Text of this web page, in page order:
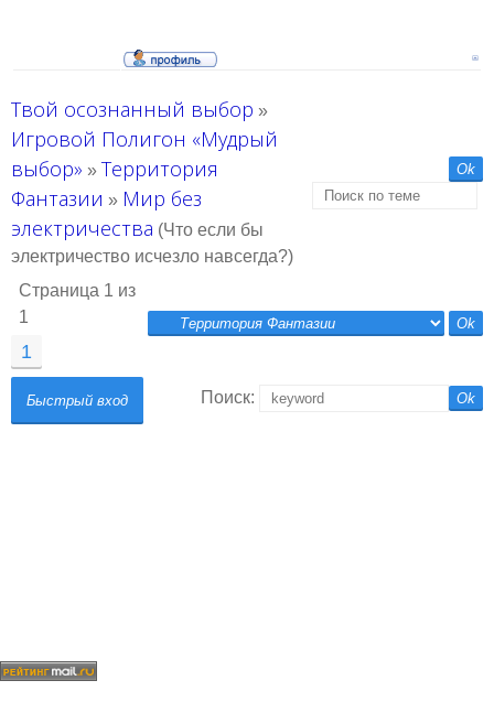
Твой осознанный выбор »
Игровой Полигон «Мудрый
выбор» » Территория
Фантазии » Мир без
электричества (Что если бы
электричество исчезло навсегда?)
Страница 1 из
1
1
Поиск: